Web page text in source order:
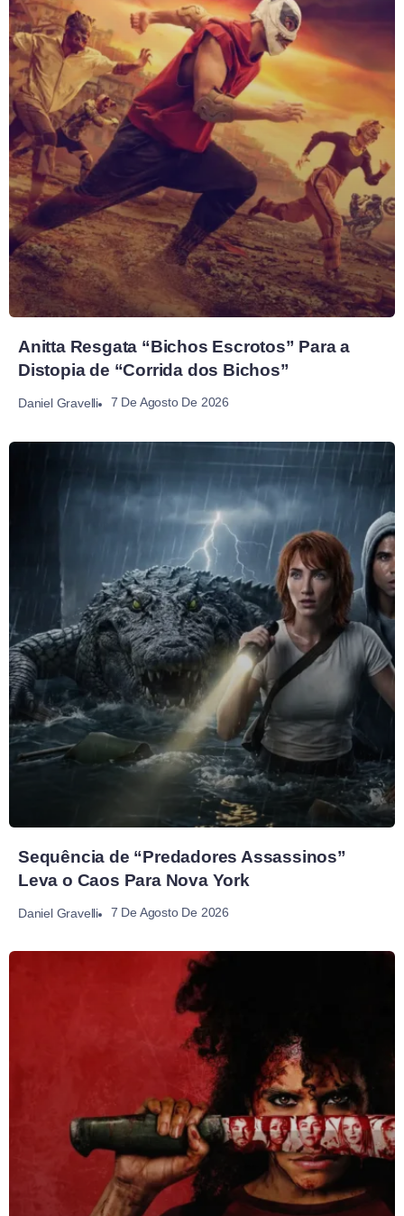
Anitta Resgata “Bichos Escrotos” Para a
Distopia de “Corrida dos Bichos”
Daniel Gravelli 7 De Agosto De 2026
Sequência de “Predadores Assassinos”
Leva o Caos Para Nova York
Daniel Gravelli 7 De Agosto De 2026